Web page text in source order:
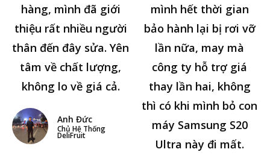
hàng, mình đã giới
thiệu rất nhiều người
thân đến đây sửa. Yên
tâm về chất lượng,
không lo về giá cả.
Anh Đức
Chủ Hệ Thống
DeliFruit
mình hết thời gian
bảo hành lại bị rơi vỡ
lần nữa, may mà
công ty hỗ trợ giá
thay lần hai, không
thì có khi mình bỏ con
máy Samsung S20
Ultra này đi mất.